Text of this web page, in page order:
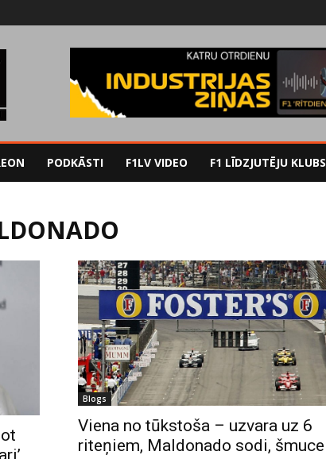
PODKĀSTI F1LV VIDEO F1 LĪDZJUTĒJU KLUBS
Blogs
Viena no tūkstoša – uzvara uz 6
riteņiem, Maldonado sodi, šmuce